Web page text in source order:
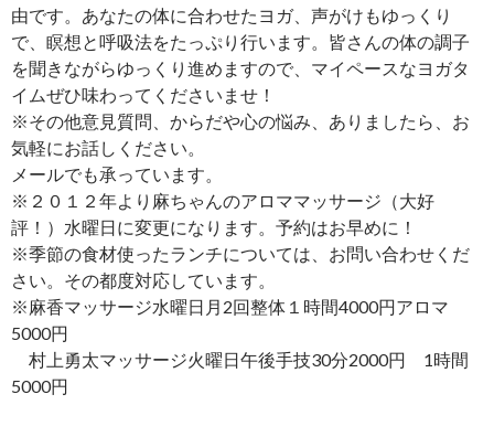
由です。あなたの体に合わせたヨガ、声がけもゆっくり
で、瞑想と呼吸法をたっぷり行います。皆さんの体の調子
を聞きながらゆっくり進めますので、マイペースなヨガタ
イムぜひ味わってくださいませ！
※その他意見質問、からだや心の悩み、ありましたら、お
気軽にお話しください。
メールでも承っています。
※２０１２年より麻ちゃんのアロママッサージ（大好
評！）水曜日に変更になります。予約はお早めに！
※季節の食材使ったランチについては、お問い合わせくだ
さい。その都度対応しています。
※麻香マッサージ水曜日月2回整体１時間4000円アロマ
5000円
村上勇太マッサージ火曜日午後手技30分2000円 1時間
5000円